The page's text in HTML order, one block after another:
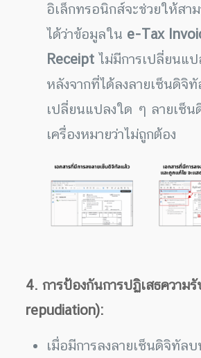
อิเล็กทรอนิกส์จะช่วยให้สา
ได้ว่าข้อมูลใน e-Tax
Receiptไม่มีการเปลี่ยนแป
หลังจากที่ได้ลงลายเซ็นดิจิ
เปลี่ยนแปลงใด ๆ ลายเซ็น
เครื่องหมายว่าไม่ถูกต้อง
4. การป้องกันการปฏิเสธความ
repudiation):
เมื่อมีการลงลายเซ็นดิจิทัล